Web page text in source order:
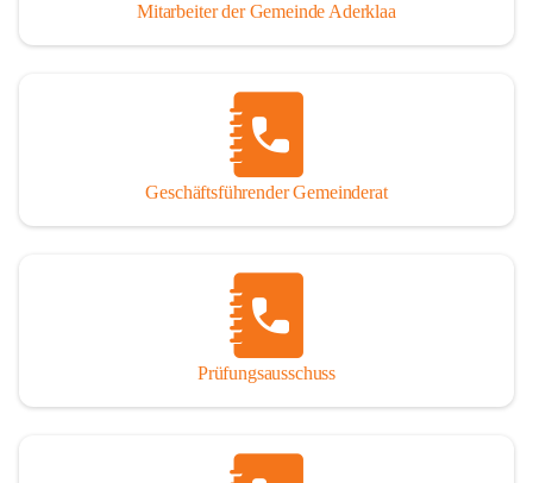
Mitarbeiter der Gemeinde Aderklaa
Geschäftsführender Gemeinderat
Prüfungsausschuss